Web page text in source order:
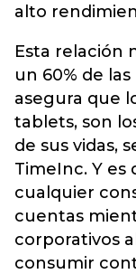
alto
Esta relación
un 60% de
asegura que
tablets, son
de sus vidas,
TimeInc. Y es
cualquier
cuentas
corporativos
consumir